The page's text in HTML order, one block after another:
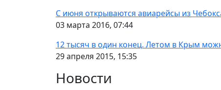
С июня открываются авиарейсы из
03 марта 2016, 07:44
12 тысяч в один конец. Летом в Крым
29 апреля 2015, 15:35
Новости